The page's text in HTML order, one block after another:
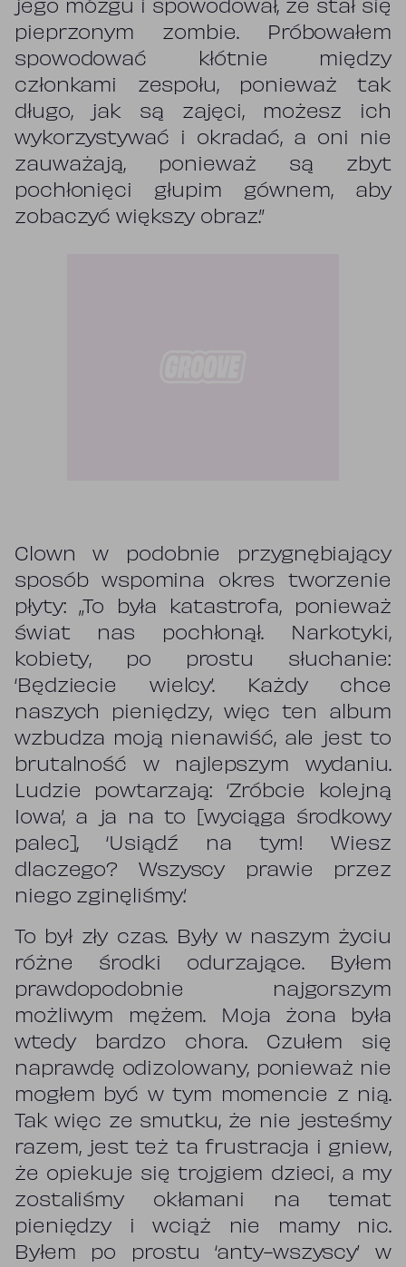
jego mózgu i spowodował, że stał się
pieprzonym zombie. Próbowałem
spowodować kłótnie między
członkami zespołu, ponieważ tak
długo, jak są zajęci, możesz ich
wykorzystywać i okradać, a oni nie
zauważają, ponieważ są zbyt
pochłonięci głupim gównem, aby
zobaczyć większy obraz.”
Clown w podobnie przygnębiający
sposób wspomina okres tworzenie
płyty: „To była katastrofa, ponieważ
świat nas pochłonął. Narkotyki,
kobiety, po prostu słuchanie:
‘Będziecie wielcy’. Każdy chce
naszych pieniędzy, więc ten album
wzbudza moją nienawiść, ale jest to
brutalność w najlepszym wydaniu.
Ludzie powtarzają: ‘Zróbcie kolejną
Iowa’, a ja na to [wyciąga środkowy
palec], ‘Usiądź na tym! Wiesz
dlaczego? Wszyscy prawie przez
niego zginęliśmy.’
To był zły czas. Były w naszym życiu
różne środki odurzające. Byłem
prawdopodobnie najgorszym
możliwym mężem. Moja żona była
wtedy bardzo chora. Czułem się
naprawdę odizolowany, ponieważ nie
mogłem być w tym momencie z nią.
Tak więc ze smutku, że nie jesteśmy
razem, jest też ta frustracja i gniew,
że opiekuje się trojgiem dzieci, a my
zostaliśmy okłamani na temat
pieniędzy i wciąż nie mamy nic.
Byłem po prostu ‘anty-wszyscy’ w